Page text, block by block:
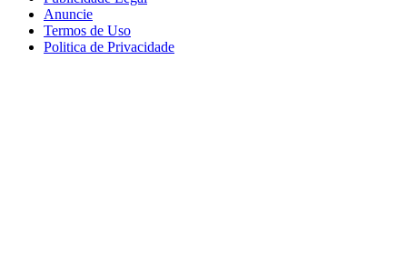
Anuncie
Termos de Uso
Politica de Privacidade